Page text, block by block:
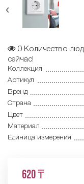
0 Количество
сейчас!
Коллекция
Артикул
Бренд
Страна
Цвет
Материал
Единица измерения
620 ₸